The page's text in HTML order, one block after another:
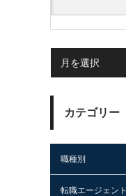
カテゴリー
職種別
転職エージェント